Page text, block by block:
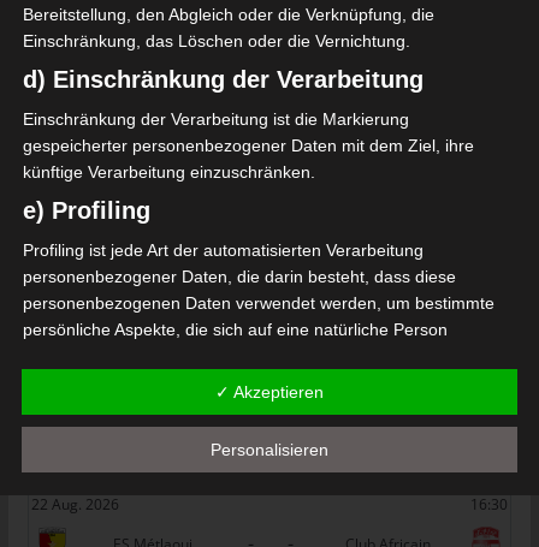
Mehr lesen
Die nächsten Begegnungen
SPIELTAG 1
22 Aug. 2026
Stade Tunisien
- -
CS Sfax
ES Hammam Sousse
- -
22 Aug. 2026
16:30
- -
22 Aug. 2026
16:30
Bereitstellung, den Abgleich oder die Verknüpfung, die
Einschränkung, das Löschen oder die Vernichtung.
d) Einschränkung der Verarbeitung
Einschränkung der Verarbeitung ist die Markierung
gespeicherter personenbezogener Daten mit dem Ziel, ihre
künftige Verarbeitung einzuschränken.
e) Profiling
Profiling ist jede Art der automatisierten Verarbeitung
personenbezogener Daten, die darin besteht, dass diese
personenbezogenen Daten verwendet werden, um bestimmte
persönliche Aspekte, die sich auf eine natürliche Person
Arbeitsleistung, wirtschaftlicher Lage, Gesundheit, persönlicher
f) Pseudonymisierung
Pseudonymisierung ist die Verarbeitung personenbezogener
✓ Akzeptieren
Personalisieren